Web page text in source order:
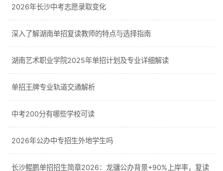
2026年长沙中考志愿录取变化
深入了解湖南单招复读教师的特点与选择指南
湖南艺术职业学院2025年单招计划及专业详细解读
单招王牌专业轨道交通解析
中考200分有哪些学校可读
2026年公办中专招生外地学生吗
长沙鲲鹏单招招生简章2026：龙骧公办背景+90%上岸率，复读